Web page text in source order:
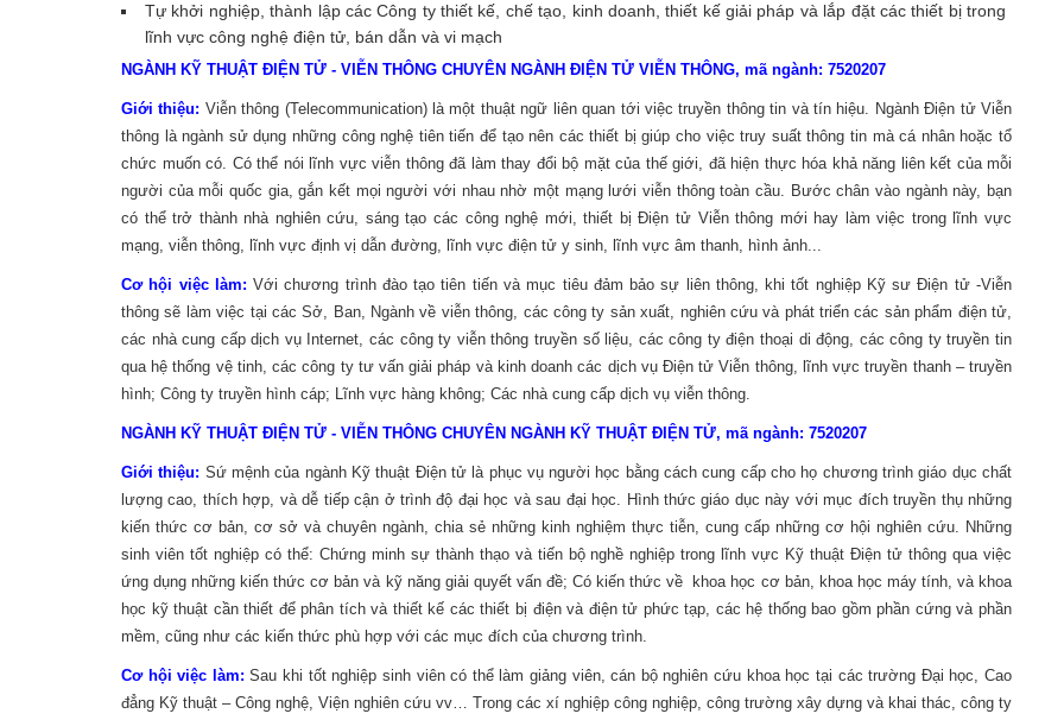
Tự khởi nghiệp, thành lập các Công ty thiết kế, chế tạo, kinh doanh, thiết kế giải pháp và lắp đặt các thiết bị trong
lĩnh vực công nghệ điện tử, bán dẫn và vi mạch
NGÀNH KỸ THUẬT ĐIỆN TỬ - VIỄN THÔNG CHUYÊN NGÀNH ĐIỆN TỬ VIỄN THÔNG, mã ngành: 7520207
Giới thiệu: Viễn thông (Telecommunication) là một thuật ngữ liên quan tới việc truyền thông tin và tín hiệu. Ngành Điện tử Viễn
thông là ngành sử dụng những công nghệ tiên tiến để tạo nên các thiết bị giúp cho việc truy suất thông tin mà cá nhân hoặc tổ
chức muốn có. Có thể nói lĩnh vực viễn thông đã làm thay đổi bộ mặt của thế giới, đã hiện thực hóa khả năng liên kết của mỗi
người của mỗi quốc gia, gắn kết mọi người với nhau nhờ một mạng lưới viễn thông toàn cầu. Bước chân vào ngành này, bạn
có thể trở thành nhà nghiên cứu, sáng tạo các công nghệ mới, thiết bị Điện tử Viễn thông mới hay làm việc trong lĩnh vực
mạng, viễn thông, lĩnh vực định vị dẫn đường, lĩnh vực điện tử y sinh, lĩnh vực âm thanh, hình ảnh...
Cơ hội việc làm: Với chương trình đào tạo tiên tiến và mục tiêu đảm bảo sự liên thông, khi tốt nghiệp Kỹ sư Điện tử -Viễn
thông sẽ làm việc tại các Sở, Ban, Ngành về viễn thông, các công ty sản xuất, nghiên cứu và phát triển các sản phẩm điện tử,
các nhà cung cấp dịch vụ Internet, các công ty viễn thông truyền số liệu, các công ty điện thoại di động, các công ty truyền tin
qua hệ thống vệ tinh, các công ty tư vấn giải pháp và kinh doanh các dịch vụ Điện tử Viễn thông, lĩnh vực truyền thanh – truyền
hình; Công ty truyền hình cáp; Lĩnh vực hàng không; Các nhà cung cấp dịch vụ viễn thông.
NGÀNH KỸ THUẬT ĐIỆN TỬ - VIỄN THÔNG CHUYÊN NGÀNH KỸ THUẬT ĐIỆN TỬ, mã ngành: 7520207
Giới thiệu: Sứ mệnh của ngành Kỹ thuật Điện tử là phục vụ người học bằng cách cung cấp cho họ chương trình giáo dục chất
lượng cao, thích hợp, và dễ tiếp cận ở trình độ đại học và sau đại học. Hình thức giáo dục này với mục đích truyền thụ những
kiến thức cơ bản, cơ sở và chuyên ngành, chia sẻ những kinh nghiệm thực tiễn, cung cấp những cơ hội nghiên cứu. Những
sinh viên tốt nghiệp có thể: Chứng minh sự thành thạo và tiến bộ nghề nghiệp trong lĩnh vực Kỹ thuật Điện tử thông qua việc
ứng dụng những kiến thức cơ bản và kỹ năng giải quyết vấn đề; Có kiến thức về khoa học cơ bản, khoa học máy tính, và khoa
học kỹ thuật cần thiết để phân tích và thiết kế các thiết bị điện và điện tử phức tạp, các hệ thống bao gồm phần cứng và phần
mềm, cũng như các kiến thức phù hợp với các mục đích của chương trình.
Cơ hội việc làm: Sau khi tốt nghiệp sinh viên có thể làm giảng viên, cán bộ nghiên cứu khoa học tại các trường Đại học, Cao
đẳng Kỹ thuật – Công nghệ, Viện nghiên cứu vv… Trong các xí nghiệp công nghiệp, công trường xây dựng và khai thác, công ty